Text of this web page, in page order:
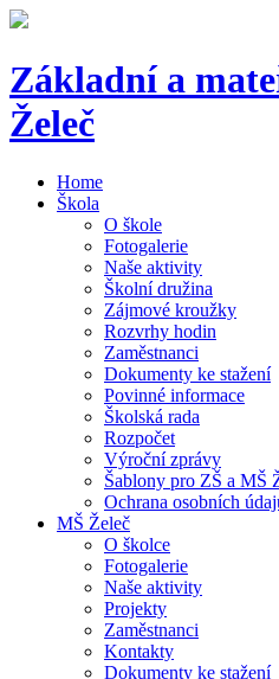
Základní a
Želeč
Home
Škola
O škole
Fotogalerie
Naše aktivity
Školní družina
Zájmové kroužky
Rozvrhy hodin
Zaměstnanci
Dokumenty ke stažení
Povinné informace
Školská rada
Rozpočet
Výroční zprávy
Šablony pro ZŠ a MŠ
Ochrana osobních
MŠ Želeč
O školce
Fotogalerie
Naše aktivity
Projekty
Zaměstnanci
Kontakty
Dokumenty ke stažení